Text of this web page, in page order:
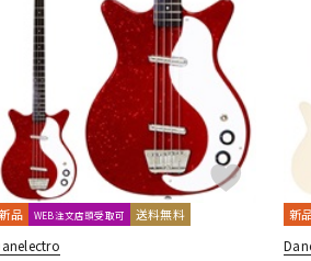
配信/ライブ
機器
品 WEB注文店頭受取可 送料無料 新